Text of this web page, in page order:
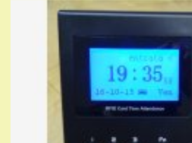
riconoscimento facciale.
Tutti i nostri sistemi
cliente testati e
l’installazione semplice ed
riscontrassero problemi o ci fosse
nostri esperti sono disponibili ad
. Con l’utilizzo di questi
controllo dell’orario di lavoro
semplice ed efficace.